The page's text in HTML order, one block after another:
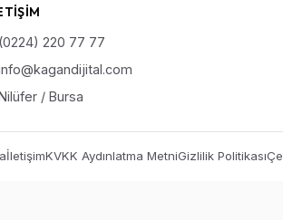
(0224) 220 77 77
/ Bursa
İletişimKVKK Aydınlatma MetniGizlilik Politikası